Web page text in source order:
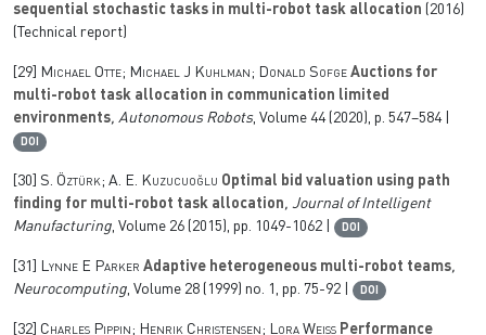
sequential stochastic tasks in multi-robot task allocation (2016)
(Technical report)
[29] Michael Otte; Michael J Kuhlman; Donald Sofge Auctions for
multi-robot task allocation in communication limited
environments, Autonomous Robots, Volume 44(2020), p. 547–584 |
DOI
[30] S. Öztürk; A. E. Kuzucuoğlu Optimal bid valuation using path
finding for multi-robot task allocation, Journal of Intelligent
Manufacturing, Volume 26 (2015), pp. 1049-1062 | DOI
[31] Lynne E Parker Adaptive heterogeneous multi-robot teams,
Neurocomputing, Volume 28 (1999) no. 1, pp. 75-92 | DOI
[32] Charles Pippin; Henrik Christensen; Lora Weiss Performance